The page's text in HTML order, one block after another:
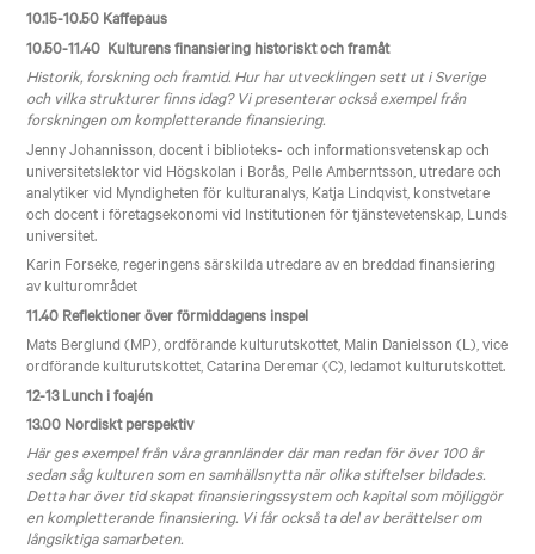
10.15-10.50 Kaffepaus
10.50-11.40 Kulturens finansiering historiskt och framåt
Historik, forskning och framtid. Hur har utvecklingen sett ut i Sverige
och vilka strukturer finns idag? Vi presenterar också exempel från
forskningen om kompletterande finansiering.
Jenny Johannisson, docent i biblioteks- och informationsvetenskap och
universitetslektor vid Högskolan i Borås, Pelle Amberntsson, utredare och
analytiker vid Myndigheten för kulturanalys, Katja Lindqvist, konstvetare
och docent i företagsekonomi vid Institu­tionen för tjänstevetenskap, Lunds
universitet.
Karin Forseke, regeringens särskilda utredare av en breddad finansiering
av kulturområdet
11.40 Reflektioner över förmiddagens inspel
Mats Berglund (MP), ordförande kulturutskottet, Malin Danielsson (L), vice
ordförande kulturutskottet, Catarina Deremar (C), ledamot kulturutskottet.
12-13 Lunch i foajén
13.00 Nordiskt perspektiv
Här ges exempel från våra grannländer där man redan för över 100 år
sedan såg kulturen som en samhällsnytta när olika stiftelser bildades.
Detta har över tid skapat finansieringssystem och kapital som möjliggör
en kompletterande finansiering. Vi får också ta del av berättelser om
långsiktiga samarbeten.